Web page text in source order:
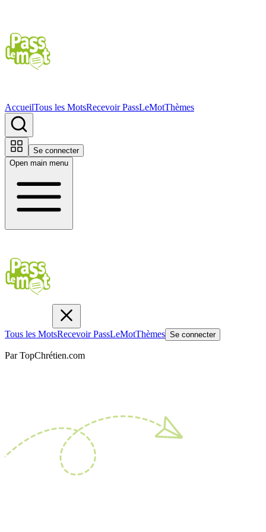
AccueilTous les MotsRecevoir PassLeMotThèmes
Se connecter
Open main menu
Tous les MotsRecevoir PassLeMotThèmes Se connecter
Par TopChrétien.com